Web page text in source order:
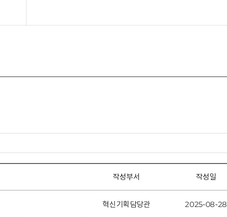
작성부서 작성일
혁신기획담당관 2025-08-28